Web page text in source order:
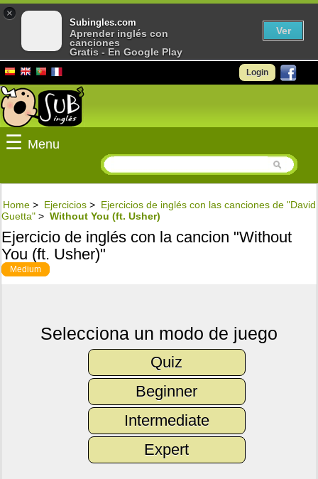
Login
☰ Menu
Home > Ejercicios > Ejercicios de inglés con las canciones de "David
Guetta" > Without You (ft. Usher)
Ejercicio de inglés con la cancion "Without
You (ft. Usher)"
Medium
Selecciona un modo de juego
Quiz
Beginner
Intermediate
Expert
×
Subingles.com
Aprender inglés con
canciones
Gratis - En Google Play
Ver